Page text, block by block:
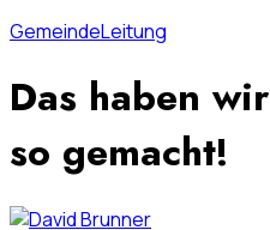
GemeindeLeitung
Das haben
so gemacht!